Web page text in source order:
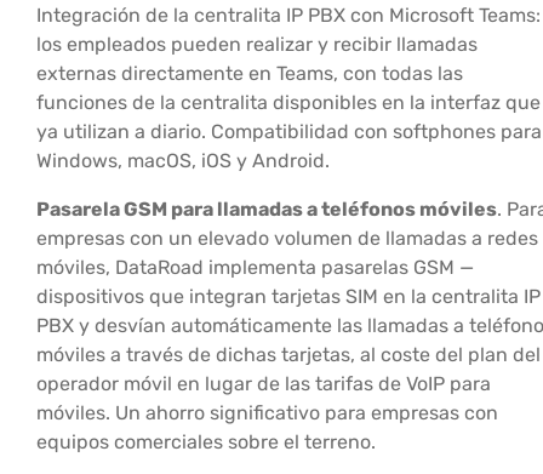
Integración de la centralita IP PBX con Microsoft Teams:
los empleados pueden realizar y recibir llamadas
externas directamente en Teams, con todas las
funciones de la centralita disponibles en la interfaz que
ya utilizan a diario. Compatibilidad con softphones para
Windows, macOS, iOS y Android.
Pasarela GSM para llamadas a teléfonos móviles.
empresas con un elevado volumen de llamadas a redes
móviles, DataRoad implementa pasarelas GSM —
dispositivos que integran tarjetas SIM en la centralita IP
PBX y desvían automáticamente las llamadas a
móviles a través de dichas tarjetas, al coste del plan del
operador móvil en lugar de las tarifas de VoIP para
móviles. Un ahorro significativo para empresas con
equipos comerciales sobre el terreno.